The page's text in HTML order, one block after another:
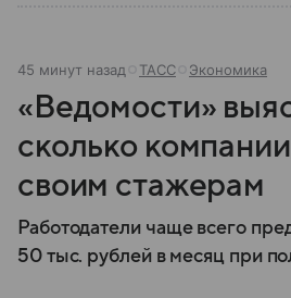
45 минут назад ТАСС Экономика
«Ведомости»
сколько
своим стажерам
Работодатели чаще всего
50 тыс. рублей в месяц при